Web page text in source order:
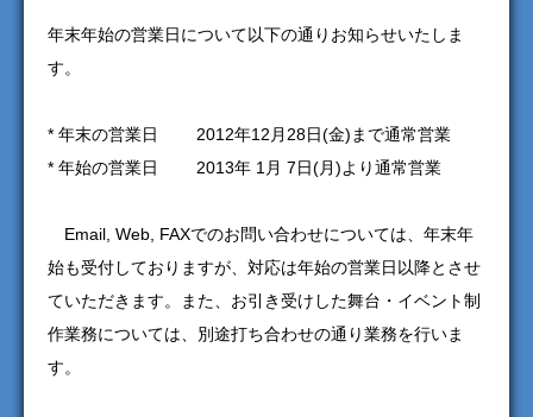
年末年始の営業日について以下の通りお知らせいたしま
す。
* 年末の営業日 2012年12月28日(金)まで通常営業
* 年始の営業日 2013年 1月 7日(月)より通常営業
Email, Web, FAXでのお問い合わせについては、年末年
始も受付しておりますが、対応は年始の営業日以降とさせ
ていただきます。また、お引き受けした舞台・イベント制
作業務については、別途打ち合わせの通り業務を行いま
す。